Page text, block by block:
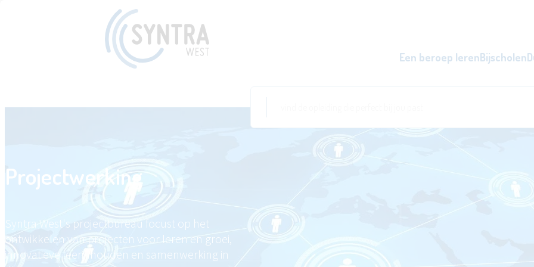
Een beroep lerenBijscholen
Projectwerking
Syntra West's projectbureau focust op het
ontwikkelen van projecten voor leren en groei,
innovatieve leerinhouden en samenwerking in